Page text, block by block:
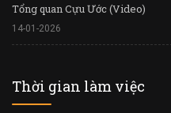
Tổng quan Cựu Ước (Video)
14-01-2026
Thời gian làm việc